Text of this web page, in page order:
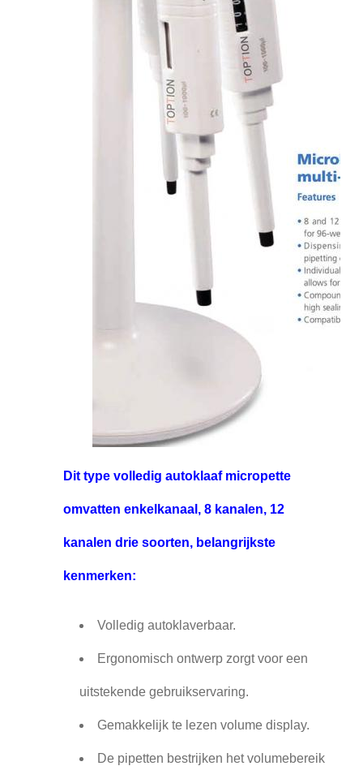
Dit type volledig autoklaaf micropette
omvatten enkelkanaal, 8 kanalen, 12
kanalen drie soorten, belangrijkste
kenmerken:
Volledig autoklaverbaar.
Ergonomisch ontwerp zorgt voor een
uitstekende gebruikservaring.
Gemakkelijk te lezen volume display.
De pipetten bestrijken het volumebereik